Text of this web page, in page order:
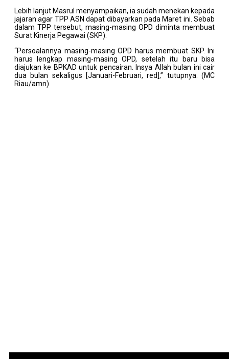
Lebih lanjut Masrul menyampaikan, ia sudah menekan kepada
jajaran agar TPP ASN dapat dibayarkan pada Maret ini. Sebab
dalam TPP tersebut, masing-masing OPD diminta membuat
Surat Kinerja Pegawai (SKP).
“Persoalannya masing-masing OPD harus membuat SKP. Ini
harus lengkap masing-masing OPD, setelah itu baru bisa
diajukan ke BPKAD untuk pencairan. Insya Allah bulan ini cair
dua bulan sekaligus [Januari-Februari, red],” tutupnya. (MC
Riau/amn)